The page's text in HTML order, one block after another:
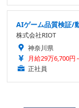
AIゲーム品質検証/
株式会社RIOT
神奈川県
月給29万6,700円
正社員